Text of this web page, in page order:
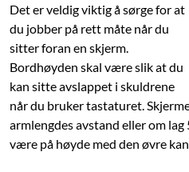
Det er veldig viktig å sørge for at
du jobber på rett måte når du
sitter foran en skjerm.
Bordhøyden skal være slik at du
kan sitte avslappet i skuldrene
når du bruker tastaturet.
armlengdes avstand eller om
være på høyde med den øvre